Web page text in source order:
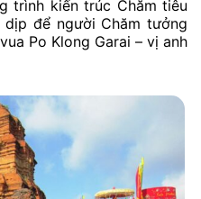
trình kiến trúc Chăm tiêu
để người Chăm tưởng
Po Klong Garai – vị anh